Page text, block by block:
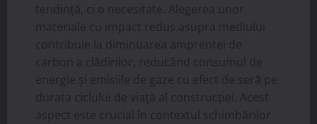
tendință, ci o necesitate. Alegerea unor
materiale cu impact redus asupra mediului
contribuie la diminuarea amprentei de
carbon a clădirilor, reducând consumul de
energie și emisiile de gaze cu efect de seră pe
durata ciclului de viață al construcției. Acest
aspect este crucial în contextul schimbărilor